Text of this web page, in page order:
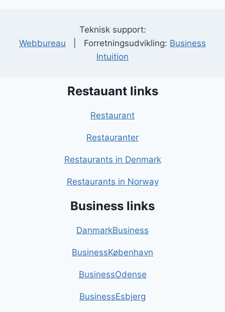
Teknisk support:
Webbureau | Forretningsudvikling: Business
Intuition
Restauant links
Restaurant
Restauranter
Restaurants in Denmark
Restaurants in Norway
Business links
DanmarkBusiness
BusinessKøbenhavn
BusinessOdense
BusinessEsbjerg